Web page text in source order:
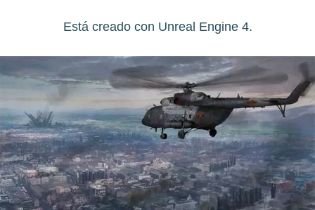
Está creado con Unreal Engine 4.